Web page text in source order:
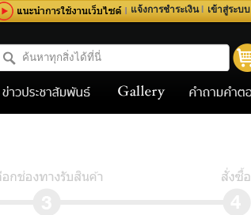
เข้าสู่ระบบ
แจ้งการชำระเงิน